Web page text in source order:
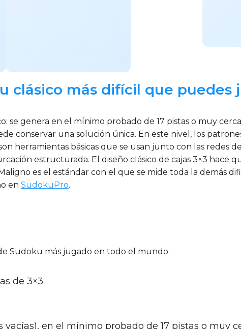
clásico más difícil que puedes
se genera en el mínimo probado de 17 pistas o muy
conservar una solución única. En este nivel, los
herramientas básicas que se usan junto con las redes
estructurada. El diseño clásico de cajas 3×3 hace
es el estándar con el que se mide toda la demás
en SudokuPro.
Sudoku más jugado en todo el mundo.
de 3×3
vacías), en el mínimo probado de 17 pistas o muy